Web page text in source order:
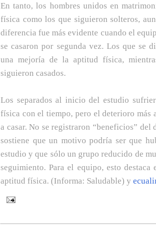
En tanto, los hombres unidos en
física como los que siguieron solteros,
diferencia fue más evidente cuando el
se casaron por segunda vez. Los que se
una mejoría de la aptitud física,
siguieron casados.
Los separados al inicio del estudio
física con el tiempo, pero el deterioro más
a casar. No se registraron “beneficios”
sostiene que un motivo podría ser que
estudio y que sólo un grupo reducido de
seguimiento. Para el equipo, esto
aptitud física. (Informa: Saludable) y